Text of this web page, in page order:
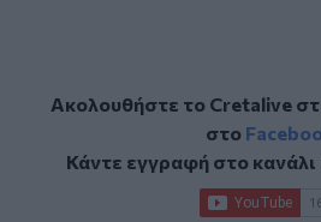
Ακολουθήστε το Cretalive
στο
Κάντε εγγραφή στο κανάλι